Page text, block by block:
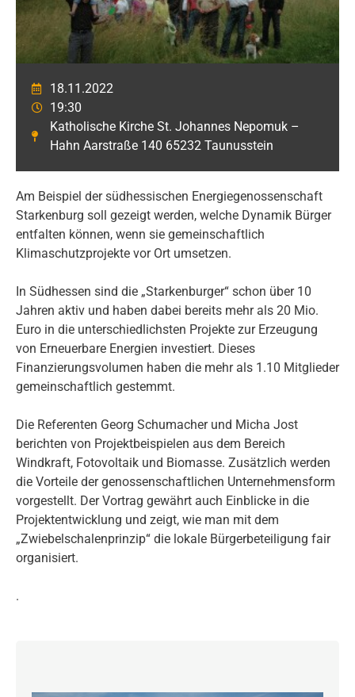
18.11.2022
19:30
Katholische Kirche St. Johannes Nepomuk –
Hahn Aarstraße 140 65232 Taunusstein
Am Beispiel der südhessischen Energiegenossenschaft
Starkenburg soll gezeigt werden, welche Dynamik Bürger
entfalten können, wenn sie gemeinschaftlich
Klimaschutzprojekte vor Ort umsetzen.
In Südhessen sind die „Starkenburger“ schon über 10
Jahren aktiv und haben dabei bereits mehr als 20 Mio.
Euro in die unterschiedlichsten Projekte zur Erzeugung
von Erneuerbare Energien investiert. Dieses
Finanzierungsvolumen haben die mehr als 1.10 Mitglieder
gemeinschaftlich gestemmt.
Die Referenten Georg Schumacher und Micha Jost
berichten von Projektbeispielen aus dem Bereich
Windkraft, Fotovoltaik und Biomasse. Zusätzlich werden
die Vorteile der genossenschaftlichen Unternehmensform
vorgestellt. Der Vortrag gewährt auch Einblicke in die
Projektentwicklung und zeigt, wie man mit dem
„Zwiebelschalenprinzip“ die lokale Bürgerbeteiligung fair
organisiert.
.